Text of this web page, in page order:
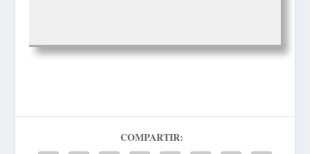
COMPARTIR: